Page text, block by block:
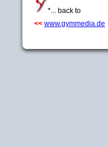
*... back to
<< www.gymmedia.de